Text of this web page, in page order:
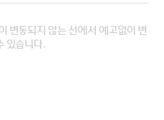
변동되지 않는 선에서 예고없이 변
있습니다.